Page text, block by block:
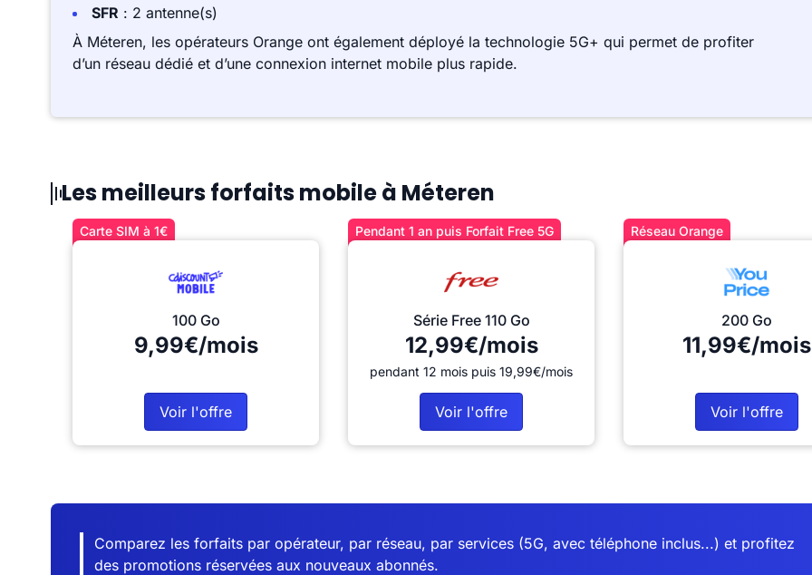
SFR : 2 antenne(s)
À Méteren, les opérateurs Orange ont également déployé la technologie 5G+ qui permet de profiter
d’un réseau dédié et d’une connexion internet mobile plus rapide.
Les meilleurs forfaits mobile à Méteren
Carte SIM à 1€
100 Go
9,99€/mois
Voir l'offre
Pendant 1 an puis Forfait Free 5G
Série Free 110 Go
12,99€/mois
pendant 12 mois puis 19,99€/mois
Voir l'offre
Réseau Orange
200 Go
11,99€/mois
Voir l'offre
Comparez les forfaits par opérateur, par réseau, par services (5G, avec téléphone inclus...) et profitez
des promotions réservées aux nouveaux abonnés.